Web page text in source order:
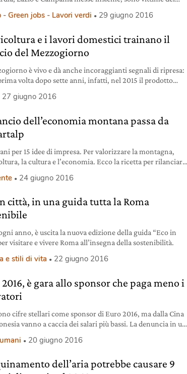
del lavoro). Una vergogna che nel settore privato
per l’informazione e la comunicazione) è uno
- Green jobs - Lavori verdi 29 giugno 2016
e i lavori domestici trainano il
del Mezzogiorno
è vivo e dà anche incoraggianti segnali di ripresa:
volta dopo sette anni, infatti, nel 2015 il prodotto
cento, ma lo ha fatto anche in maniera superiore alla
che
27 giugno 2016
dell’economia montana passa da
per 15 idee di impresa. Per valorizzare la montagna,
la cultura e l’economia. Ecco la ricetta per rilanciare
24 giugno 2016
città, in una guida tutta la Roma
anno, è uscita la nuova edizione della guida “Eco in
visitare e vivere Roma all’insegna della sostenibilità.
e stili di vita 22 giugno 2016
è gara allo sponsor che paga meno i
cifre stellari come sponsor di Euro 2016, ma dalla Cina
vanno a caccia dei salari più bassi. La denuncia in un
20 giugno 2016
dell’aria potrebbe causare 9